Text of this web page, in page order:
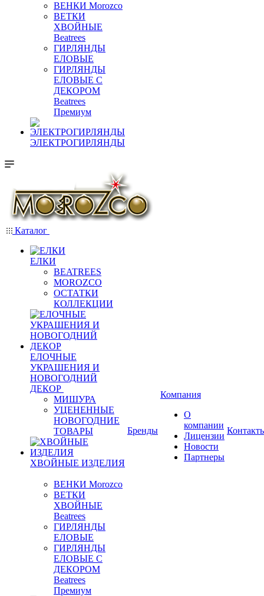
ВЕНКИ Morozco
ВЕТКИ
ХВОЙНЫЕ
Beatrees
ГИРЛЯНДЫ
ЕЛОВЫЕ
ГИРЛЯНДЫ
ЕЛОВЫЕ С
ДЕКОРОМ
Beatrees
Премиум
ЭЛЕКТРОГИРЛЯНДЫ
Каталог
ЕЛКИ
BEATREES
MOROZCO
ОСТАТКИ
КОЛЛЕКЦИИ
ЕЛОЧНЫЕ
УКРАШЕНИЯ И
НОВОГОДНИЙ
ДЕКОР
МИШУРА
УЦЕНЕННЫЕ
НОВОГОДНИЕ
ТОВАРЫ
ХВОЙНЫЕ ИЗДЕЛИЯ
ВЕНКИ Morozco
ВЕТКИ
ХВОЙНЫЕ
Beatrees
ГИРЛЯНДЫ
ЕЛОВЫЕ
ГИРЛЯНДЫ
ЕЛОВЫЕ С
ДЕКОРОМ
Beatrees
Премиум
Бренды
Компания
О
компании
Лицензии
Новости
Партнеры